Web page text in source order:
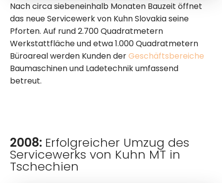
Nach circa siebeneinhalb Monaten Bauzeit öffnet
das neue Servicewerk von Kuhn Slovakia seine
Pforten. Auf rund 2.700 Quadratmetern
Werkstattfläche und etwa 1.000 Quadratmetern
Büroareal werden Kunden derGeschäftsbereiche
Baumaschinen und Ladetechnik umfassend
betreut.
2008: Erfolgreicher Umzug des
Servicewerks von Kuhn MT in
Tschechien